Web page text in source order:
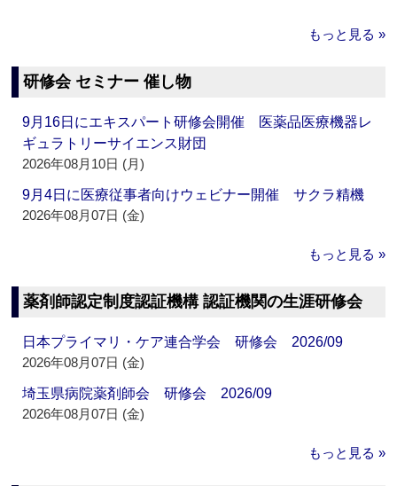
もっと見る »
研修会 セミナー 催し物
9月16日にエキスパート研修会開催 医薬品医療機器レ
ギュラトリーサイエンス財団
2026年08月10日 (月)
9月4日に医療従事者向けウェビナー開催 サクラ精機
2026年08月07日 (金)
もっと見る »
薬剤師認定制度認証機構 認証機関の生涯研修会
日本プライマリ・ケア連合学会 研修会 2026/09
2026年08月07日 (金)
埼玉県病院薬剤師会 研修会 2026/09
2026年08月07日 (金)
もっと見る »